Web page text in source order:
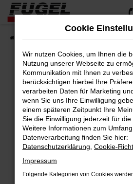
Zum
Hauptinhalt
springen
Fehler: Network
Beim Laden ist ein Fehler
Hier sind ein paar Tipps, die
Überprüfe deine Firewall
Internetverbindung.
Laden andere Webseiten,
deine Suchmaschine?
Cookie
Wir nutzen Cookies, um Ihnen die
Nutzung unserer Webseite zu
Kommunikation mit Ihnen zu
berücksichtigen hierbei Ihre
verarbeiten Daten für Marketing
wenn Sie uns Ihre Einwilligung
einem späteren Zeitpunkt Ihre
Sie die Einwilligung jederzeit für die
Weitere Informationen zum
Datenverarbeitung finden Sie hier:
Datenschutzerklärung Cookie-
Impressum
Folgende Kategorien von Cookies